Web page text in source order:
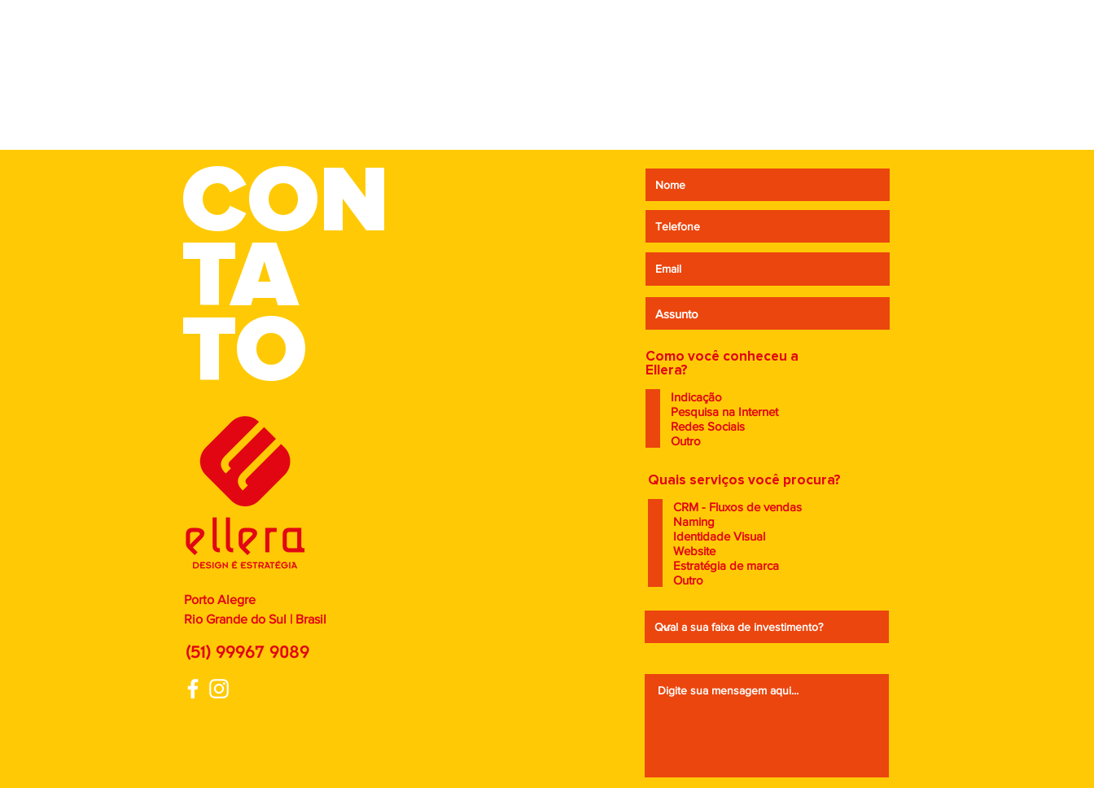
O cliente já comprou. E
argumento.
CON
TA
TO
Porto Alegre
Rio Grande do Sul | Brasil
(51) 99967 9089
Como você conheceu a
Ellera?
Indicação
Pesquisa na Internet
Redes Sociais
Outro
Quais serviços você procura?
CRM - Fluxos de vendas
Naming
Identidade Visual
Website
Estratégia de marca
Outro